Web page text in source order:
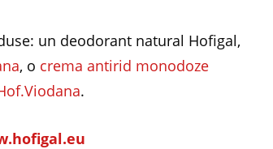
un deodorant natural Hofigal,
, o crema antirid monodoze
.